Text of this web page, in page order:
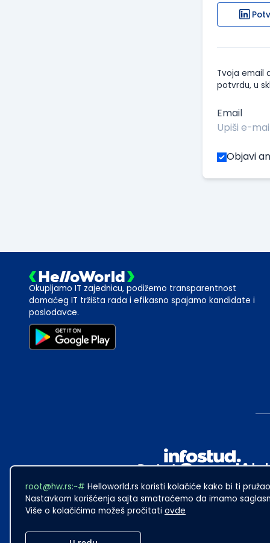
Tvoja email
potvrdu, u
Email
Objavi
root@hw.rs:~# Helloworld.rs koristi kolačiće kako bi ti
Nastavkom korišćenja sajta smatraćemo da imamo
Više o kolačićima možeš pročitati ovde
Okupljamo IT zajednicu, podižemo transparentnost
domaćeg IT tržišta rada i efikasno spajamo kandidate i
poslodavce.